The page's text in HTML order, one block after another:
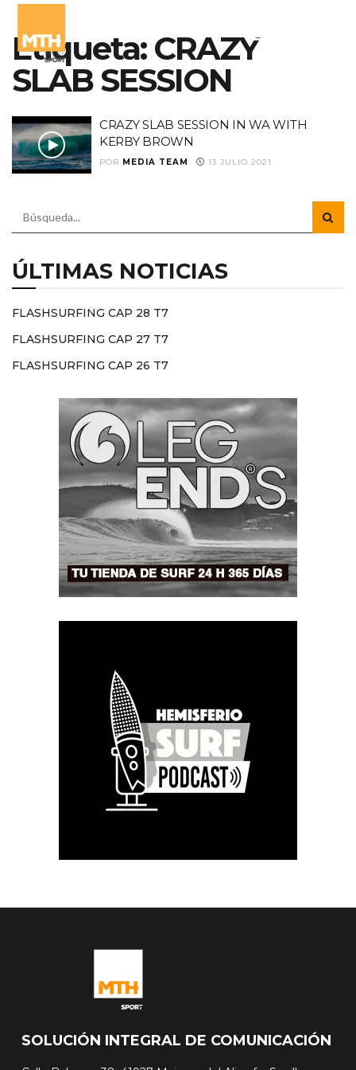
Etiqueta: CRAZY
SLAB SESSION
CRAZY SLAB SESSION IN WA WITH
KERBY BROWN
POR MEDIA TEAM 13 JULIO 2021
ÚLTIMAS NOTICIAS
FLASHSURFING CAP 28 T7
FLASHSURFING CAP 27 T7
FLASHSURFING CAP 26 T7
SOLUCIÓN INTEGRAL DE COMUNICACIÓN